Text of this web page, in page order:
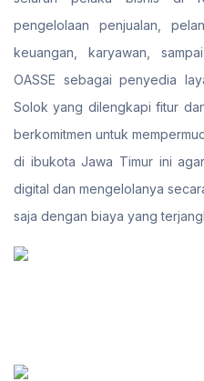
pengelolaan penjualan,
keuangan, karyawan,
OASSE sebagai penyedia
Solok yang dilengkapi fitur
berkomitmen untuk
di ibukota Jawa Timur ini
digital dan mengelolanya
saja dengan biaya yang